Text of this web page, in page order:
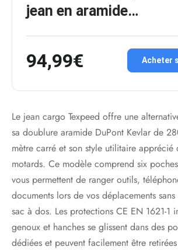
jean en aramide…
94,99€ Acheter
Le jean cargo Texpeed offre une
sa doublure aramide DuPont Kevlar de
mètre carré et son style utilitaire apprécié
motards. Ce modèle comprend six
vous permettent de ranger outils,
documents lors de vos déplacements
sac à dos. Les protections CE EN 1621-1
genoux et hanches se glissent dans des
dédiées et peuvent facilement être